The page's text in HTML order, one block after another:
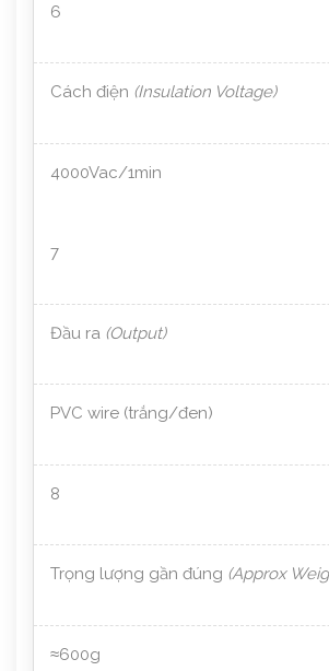
6
Cách điện (Insulation Voltage)
4000Vac/1min
7
Đầu ra (Output)
PVC wire (trắng/đen)
8
Trọng lượng gần đúng (Approx
≈600g